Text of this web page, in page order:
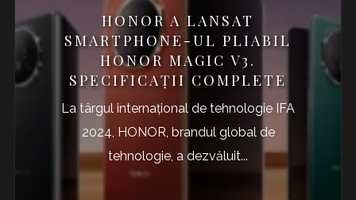
HONOR A LANSAT
SMARTPHONE-UL PLIABIL
HONOR MAGIC V3.
SPECIFICAȚII COMPLETE
La târgul internațional de tehnologie IFA
2024, HONOR, brandul global de
tehnologie, a dezvăluit...